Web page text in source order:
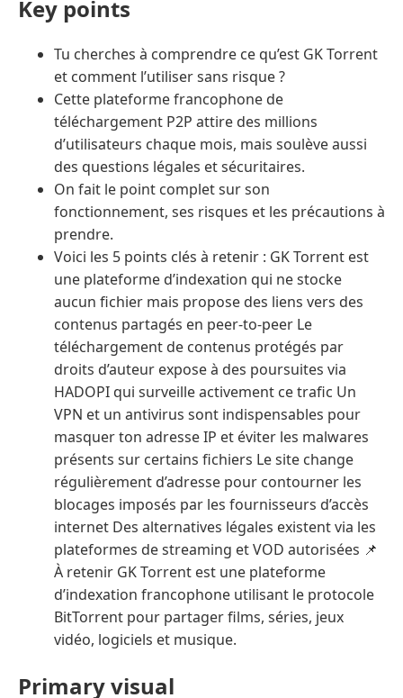
Key points
Tu cherches à comprendre ce qu’est GK Torrent
et comment l’utiliser sans risque ?
Cette plateforme francophone de
téléchargement P2P attire des millions
d’utilisateurs chaque mois, mais soulève aussi
des questions légales et sécuritaires.
On fait le point complet sur son
fonctionnement, ses risques et les précautions à
prendre.
Voici les 5 points clés à retenir : GK Torrent est
une plateforme d’indexation qui ne stocke
aucun fichier mais propose des liens vers des
contenus partagés en peer-to-peer Le
téléchargement de contenus protégés par
droits d’auteur expose à des poursuites via
HADOPI qui surveille activement ce trafic Un
VPN et un antivirus sont indispensables pour
masquer ton adresse IP et éviter les malwares
présents sur certains fichiers Le site change
régulièrement d’adresse pour contourner les
blocages imposés par les fournisseurs d’accès
internet Des alternatives légales existent via les
plateformes de streaming et VOD autorisées 📌
À retenir GK Torrent est une plateforme
d’indexation francophone utilisant le protocole
BitTorrent pour partager films, séries, jeux
vidéo, logiciels et musique.
Primary visual